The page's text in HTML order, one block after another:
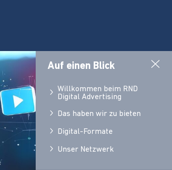
Auf einen Blick
Willkommen beim RND
Digital Advertising
Das haben wir zu bieten
Digital-Formate
Unser Netzwerk